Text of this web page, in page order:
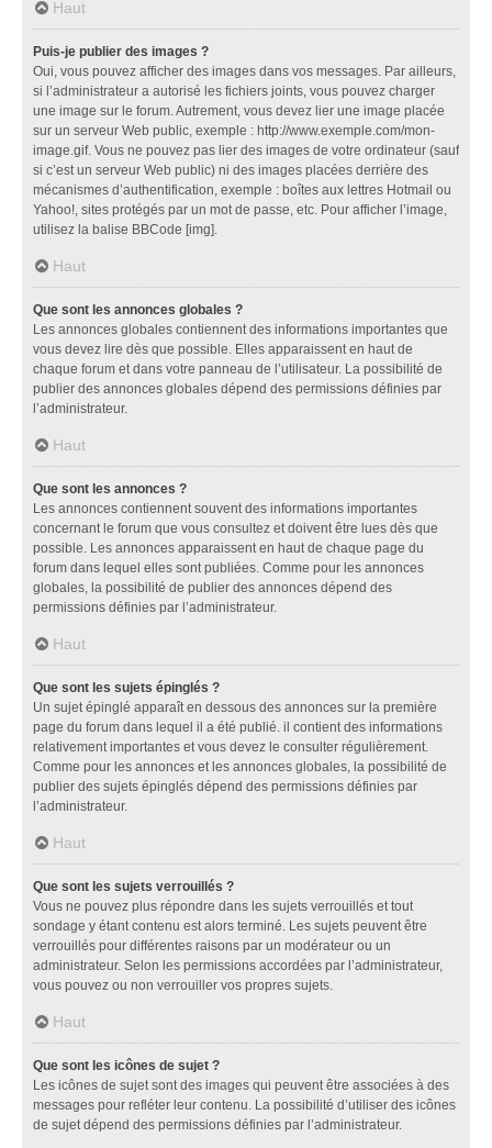
Haut
Puis-je publier des images ?
Oui, vous pouvez afficher des images dans vos messages. Par ailleurs,
si l’administrateur a autorisé les fichiers joints, vous pouvez charger
une image sur le forum. Autrement, vous devez lier une image placée
sur un serveur Web public, exemple : http://www.exemple.com/mon-
image.gif. Vous ne pouvez pas lier des images de votre ordinateur (sauf
si c’est un serveur Web public) ni des images placées derrière des
mécanismes d’authentification, exemple : boîtes aux lettres Hotmail ou
Yahoo!, sites protégés par un mot de passe, etc. Pour afficher l’image,
utilisez la balise BBCode [img].
Haut
Que sont les annonces globales ?
Les annonces globales contiennent des informations importantes que
vous devez lire dès que possible. Elles apparaissent en haut de
chaque forum et dans votre panneau de l’utilisateur. La possibilité de
publier des annonces globales dépend des permissions définies par
l’administrateur.
Haut
Que sont les annonces ?
Les annonces contiennent souvent des informations importantes
concernant le forum que vous consultez et doivent être lues dès que
possible. Les annonces apparaissent en haut de chaque page du
forum dans lequel elles sont publiées. Comme pour les annonces
globales, la possibilité de publier des annonces dépend des
permissions définies par l’administrateur.
Haut
Que sont les sujets épinglés ?
Un sujet épinglé apparaît en dessous des annonces sur la première
page du forum dans lequel il a été publié. il contient des informations
relativement importantes et vous devez le consulter régulièrement.
Comme pour les annonces et les annonces globales, la possibilité de
publier des sujets épinglés dépend des permissions définies par
l’administrateur.
Haut
Que sont les sujets verrouillés ?
Vous ne pouvez plus répondre dans les sujets verrouillés et tout
sondage y étant contenu est alors terminé. Les sujets peuvent être
verrouillés pour différentes raisons par un modérateur ou un
administrateur. Selon les permissions accordées par l’administrateur,
vous pouvez ou non verrouiller vos propres sujets.
Haut
Que sont les icônes de sujet ?
Les icônes de sujet sont des images qui peuvent être associées à des
messages pour refléter leur contenu. La possibilité d’utiliser des icônes
de sujet dépend des permissions définies par l’administrateur.